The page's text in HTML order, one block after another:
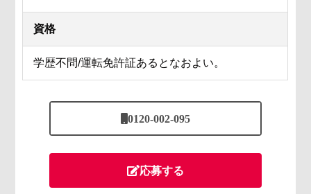
資格
学歴不問/運転免許証あるとなおよい。
0120-002-095
応募する